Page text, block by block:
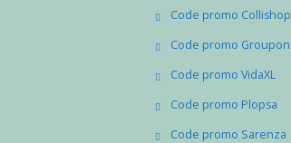
Code promo Collishop
Code promo Groupon
Code promo VidaXL
Code promo Plopsa
Code promo Sarenza